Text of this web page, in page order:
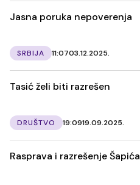
Jasna poruka nepoverenja
SRBIJA 11:0703.12.2025.
Tasić želi biti razrešen
DRUŠTVO 19:0919.09.2025.
Rasprava i razrešenje Šapića